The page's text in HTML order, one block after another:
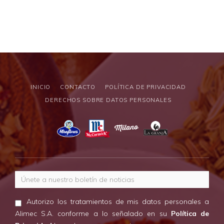
INICIO CONTACTO
POLÍTICA DE PRIVACIDAD
DERECHOS SOBRE DATOS PERSONALES
Correo electrónico
Autorizo los tratamientos de mis datos personales a
Alimec S.A. conforme a lo señalado en su Política de